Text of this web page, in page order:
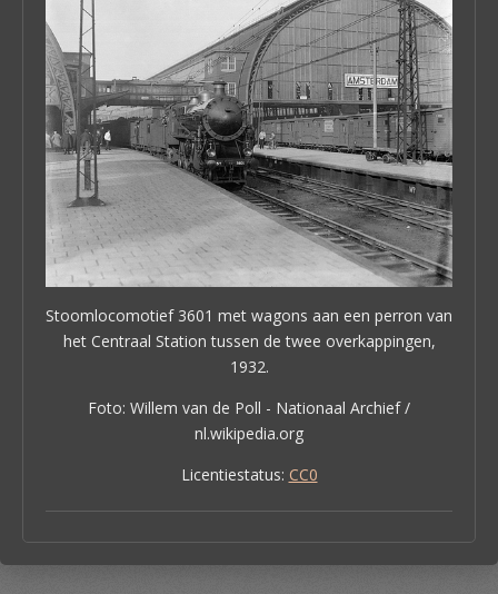
Stoomlocomotief 3601 met wagons aan een perron van
het Centraal Station tussen de twee overkappingen,
1932.
Foto: Willem van de Poll - Nationaal Archief /
nl.wikipedia.org
Licentiestatus: CC0